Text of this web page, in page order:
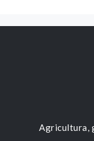
Agricultura,